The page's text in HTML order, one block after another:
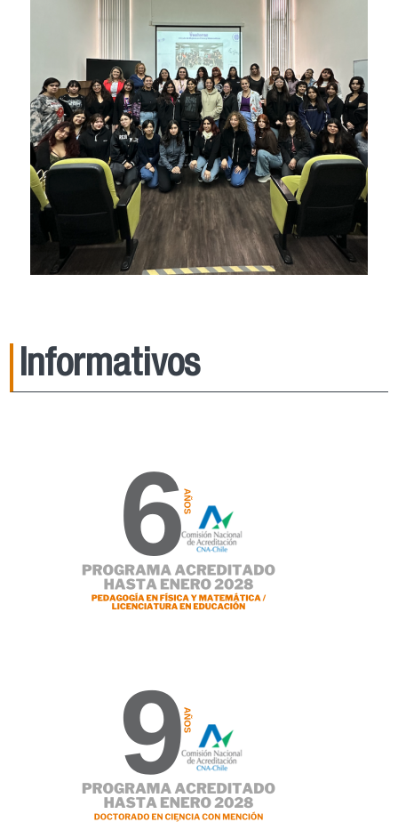
Informativos